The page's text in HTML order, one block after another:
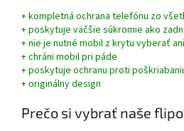
+ kompletná ochrana telefónu zo
+ poskytuje väčšie súkromie ako
+ nie je nutné mobil z krytu vyberať
+ chráni mobil pri páde
+ poskytuje ochranu proti
+ originálny design
Prečo si vybrať naše